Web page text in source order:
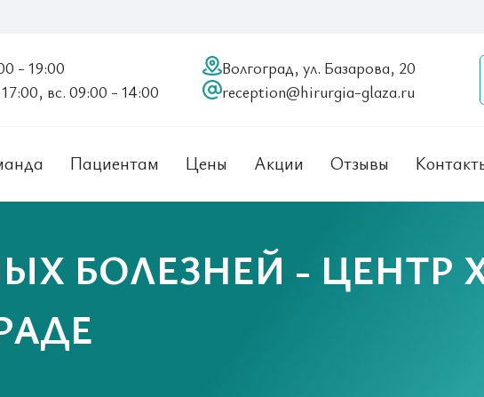
- 19:00
вс. 09:00 - 14:00
Волгоград, ул. Базарова, 20
reception@hirurgia-glaza.ru
Пациентам Цены Акции Отзывы
БОЛЕЗНЕЙ - ЦЕНТР